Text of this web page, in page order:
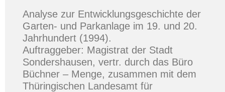
Analyse zur Entwicklungsgeschichte der
Garten- und Parkanlage im 19. und 20.
Jahrhundert (1994).
Auftraggeber: Magistrat der Stadt
Sondershausen, vertr. durch das Büro
Büchner – Menge, zusammen mit dem
Thüringischen Landesamt für